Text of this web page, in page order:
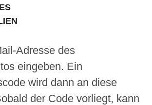
Adresse des
eingeben. Ein
wird dann an diese
der Code vorliegt, kann